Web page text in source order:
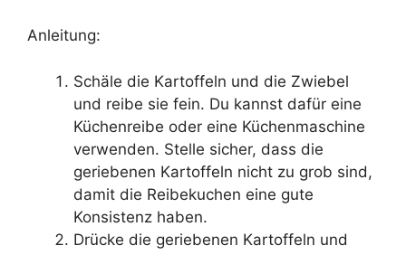
Anleitung:
Schäle die Kartoffeln und die Zwiebel
und reibe sie fein. Du kannst dafür eine
Küchenreibe oder eine Küchenmaschine
verwenden. Stelle sicher, dass die
geriebenen Kartoffeln nicht zu grob sind,
damit die Reibekuchen eine gute
Konsistenz haben.
Drücke die geriebenen Kartoffeln und